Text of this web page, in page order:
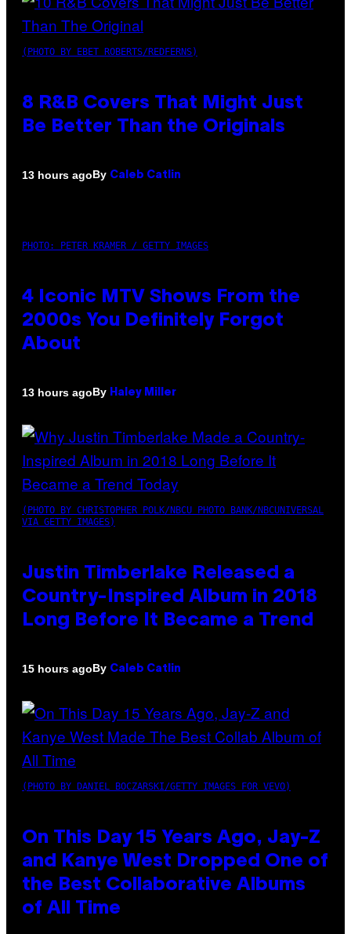
(PHOTO BY EBET ROBERTS/REDFERNS)
8 R&B Covers That Might Just
Be Better Than the Originals
13 hours agoBy Caleb Catlin
PHOTO: PETER KRAMER / GETTY IMAGES
4 Iconic MTV Shows From the
2000s You Definitely Forgot
About
13 hours agoBy Haley Miller
(PHOTO BY CHRISTOPHER POLK/NBCU PHOTO BANK/NBCUNIVERSAL
VIA GETTY IMAGES)
Justin Timberlake Released a
Country-Inspired Album in 2018
Long Before It Became a Trend
15 hours agoBy Caleb Catlin
(PHOTO BY DANIEL BOCZARSKI/GETTY IMAGES FOR VEVO)
On This Day 15 Years Ago, Jay-Z
and Kanye West Dropped One of
the Best Collaborative Albums
of All Time